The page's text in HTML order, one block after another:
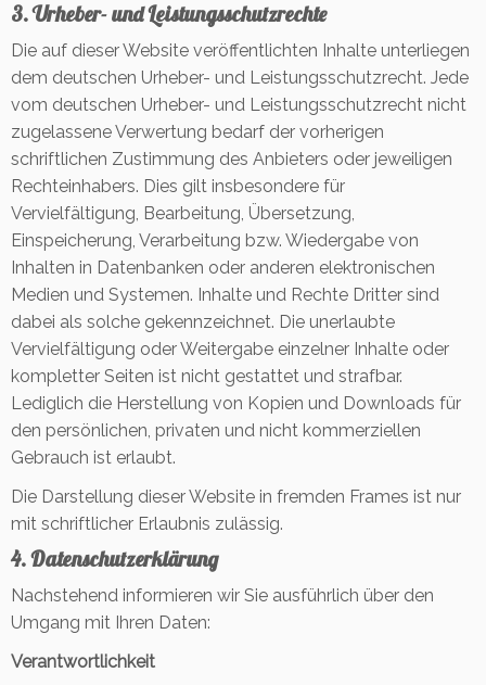
3. Urheber- und Leistungsschutzrechte
Die auf dieser Website veröffentlichten Inhalte unterliegen
dem deutschen Urheber- und Leistungsschutzrecht. Jede
vom deutschen Urheber- und Leistungsschutzrecht nicht
zugelassene Verwertung bedarf der vorherigen
schriftlichen Zustimmung des Anbieters oder jeweiligen
Rechteinhabers. Dies gilt insbesondere für
Vervielfältigung, Bearbeitung, Übersetzung,
Einspeicherung, Verarbeitung bzw. Wiedergabe von
Inhalten in Datenbanken oder anderen elektronischen
Medien und Systemen. Inhalte und Rechte Dritter sind
dabei als solche gekennzeichnet. Die unerlaubte
Vervielfältigung oder Weitergabe einzelner Inhalte oder
kompletter Seiten ist nicht gestattet und strafbar.
Lediglich die Herstellung von Kopien und Downloads für
den persönlichen, privaten und nicht kommerziellen
Gebrauch ist erlaubt.
Die Darstellung dieser Website in fremden Frames ist nur
mit schriftlicher Erlaubnis zulässig.
4. Datenschutzerklärung
Nachstehend informieren wir Sie ausführlich über den
Umgang mit Ihren Daten:
Verantwortlichkeit